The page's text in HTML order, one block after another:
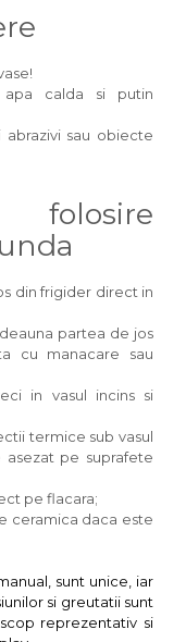
apa calda si putin
sau obiecte
folosire
din frigider direct in
partea de jos
cu manacare sau
in vasul incins si
termice sub vasul
pe suprafete
pe flacara;
ceramica daca este
sunt unice, iar
si greutatii sunt
reprezentativ si